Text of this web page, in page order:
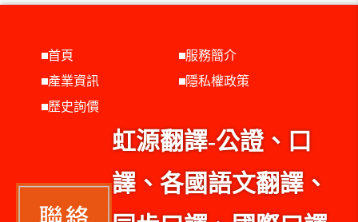
首頁
服務簡介
產業資訊
隱私權政策
歷史詢價
虹源翻譯-公證、口
譯、各國語文翻譯、